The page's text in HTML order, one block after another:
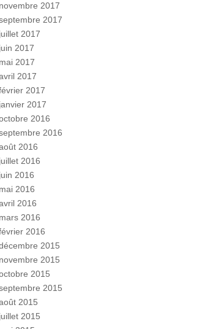
novembre 2017
2017
juillet 2017
juin 2017
mai 2017
2017
2017
janvier 2017
2016
2016
2016
juillet 2016
juin 2016
mai 2016
2016
mars 2016
2016
2015
novembre 2015
2015
2015
2015
juillet 2015